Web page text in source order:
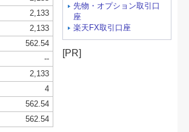
先物・オプション取引口
座
楽天FX取引口座
[PR]